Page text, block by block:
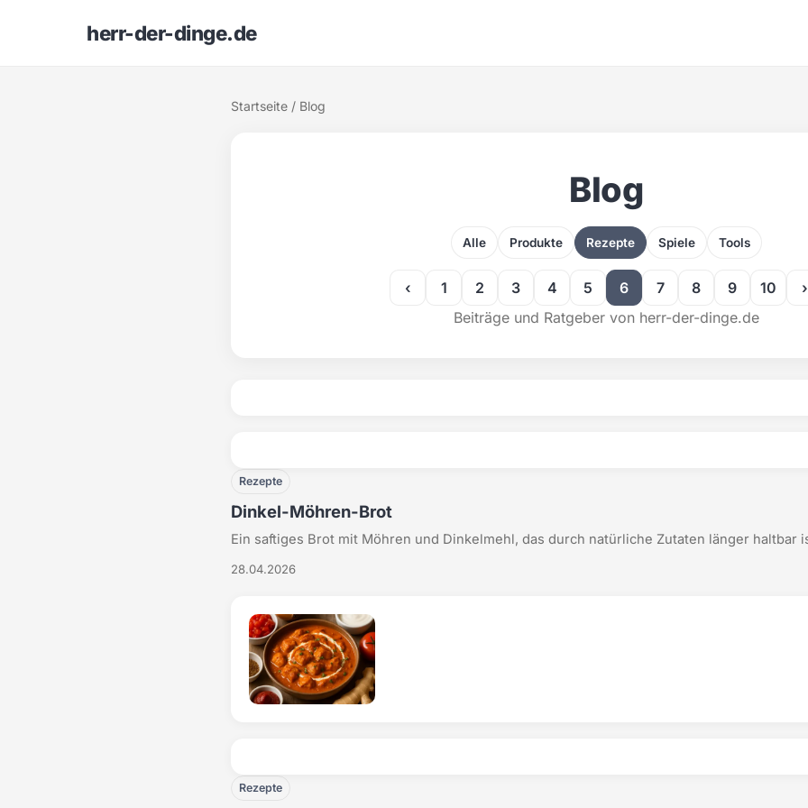
herr-der-dinge.de
Startseite / Blog
Blog
Alle Produkte Rezepte Spiele Tools
‹ 1 2 3 4 5 6 7 8 9 10
›
Beiträge und Ratgeber von herr-der-dinge.de
Rezepte
Dinkel-Möhren-Brot
Ein saftiges Brot mit Möhren und Dinkelmehl, das durch natürliche Zutaten länger haltbar
28.04.2026
Rezepte